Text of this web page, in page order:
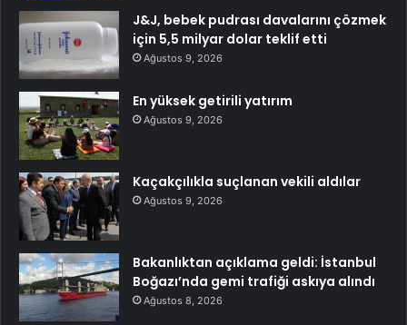
J&J, bebek pudrası davalarını çözmek
için 5,5 milyar dolar teklif etti
Ağustos 9, 2026
En yüksek getirili yatırım
Ağustos 9, 2026
Kaçakçılıkla suçlanan vekili aldılar
Ağustos 9, 2026
Bakanlıktan açıklama geldi: İstanbul
Boğazı’nda gemi trafiği askıya alındı
Ağustos 8, 2026